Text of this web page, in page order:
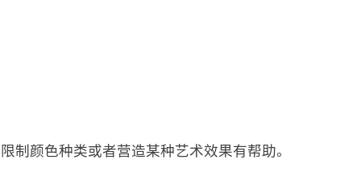
制颜色种类或者营造某种艺术效果有帮助。